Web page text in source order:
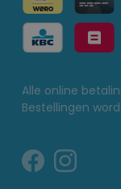
Alle online
Bestellingen